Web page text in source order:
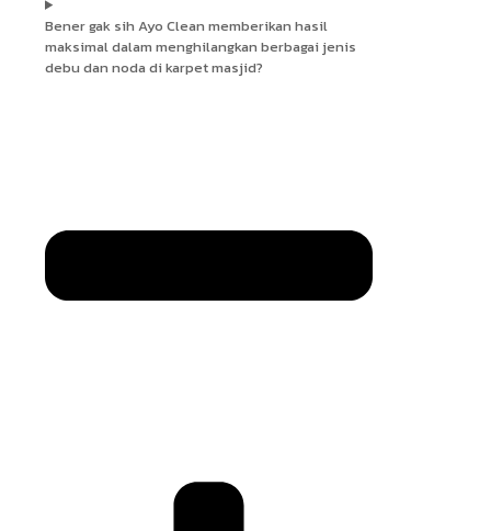
Bener gak sih Ayo Clean memberikan hasil
maksimal dalam menghilangkan berbagai jenis
debu dan noda di karpet masjid?